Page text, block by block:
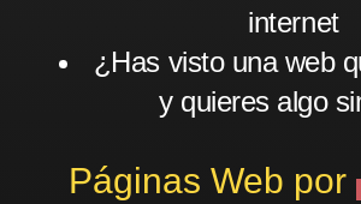
internet
¿Has visto una web
y quieres algo
Páginas Web por